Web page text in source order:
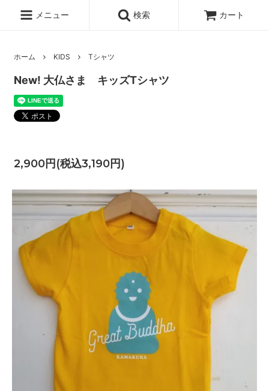
メニュー 検索 カート
ホーム KIDS Tシャツ
New! 大仏さま キッズTシャツ
2,900円(税込3,190円)